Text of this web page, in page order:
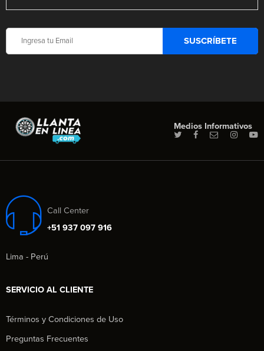
Medios Informativos
Call Center
+51 937 097 916
Lima - Perú
SERVICIO AL CLIENTE
Términos y Condiciones de Uso
Preguntas Frecuentes